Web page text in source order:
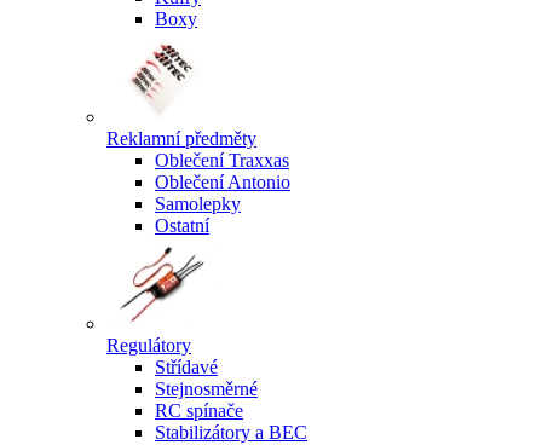
Boxy
Reklamní předměty
Oblečení Traxxas
Oblečení Antonio
Samolepky
Ostatní
Regulátory
Střídavé
Stejnosměrné
RC spínače
Stabilizátory a BEC